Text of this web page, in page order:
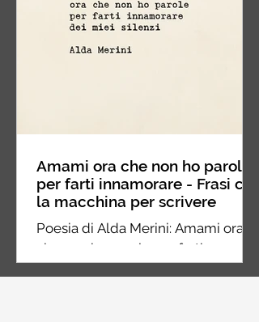
Amami ora che non ho parole
per farti innamorare - Frasi con
la macchina per scrivere
Poesia di Alda Merini: Amami ora
che non ho parole per farti